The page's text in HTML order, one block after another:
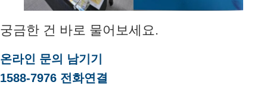
궁금한 건 바로 물어보세요.
온라인 문의 남기기
1588-7976 전화연결